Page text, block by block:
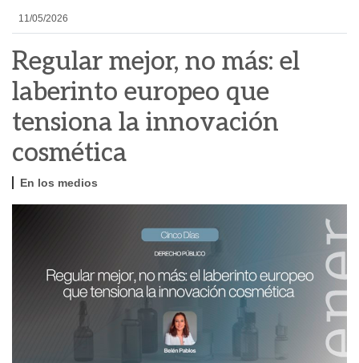
11/05/2026
Regular mejor, no más: el
laberinto europeo que
tensiona la innovación
cosmética
En los medios